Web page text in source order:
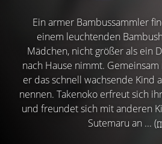
Ein armer Bambussammler
einem leuchtenden
Mädchen, nicht größer als ein
nach Hause nimmt.
er das schnell wachsende Kind
nennen. Takenoko erfreut sich
und freundet sich mit anderen
Sutemaru an ...